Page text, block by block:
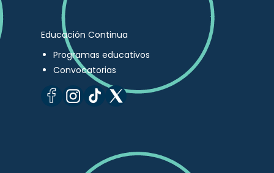
Educación Continua
Programas educativos
Convocatorias